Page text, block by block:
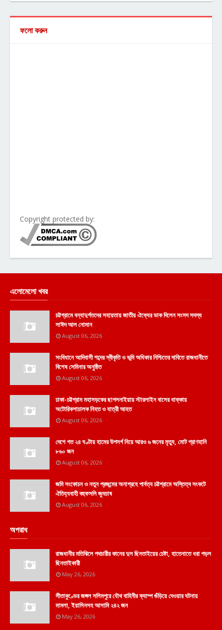
ফলো করুন
Copyright protected by:
এলোমেলো খবর
চট্টগ্রামে বন্যাদুর্গতদের সহায়তায় জাতীয় ঐক্যের ডাক দিলেন সংসদ সদস্য
সাঈদ আল নোমান
August 06, 2026
সংবিধানে আদিবাসী শব্দের স্বীকৃতি ও ভূমি অধিকার নিশ্চিতের দাবিতে রাজধানীতে
বিশেষ সেমিনার অনুষ্ঠিত
August 06, 2026
ঢাকা-চট্টগ্রাম মহাসড়কের ছাগলনাইয়ায় স্টারলাইন বাসের ধাক্কায়
অটোরিকশাচালক নিহত ও যাত্রী আহত
August 06, 2026
দেশে গত ২৪ ঘণ্টায় হামের উপসর্গ নিয়ে আরও ৬ জনের মৃত্যু, মোট প্রাণহানি
৮৬০ জন
August 06, 2026
জমি সংকোচন ও নতুন প্রজন্মের অনাগ্রহে পার্বত্য চট্টগ্রামে অস্তিত্ব সংকটে
ঐতিহ্যবাহী বহুফসলি জুমচাষ
August 06, 2026
অপরাধ
রাজধানীর মতিঝিলে পথচারীর কানের দুল ছিনতাইয়ের চেষ্টা, হাতেনাতে ধরা পড়ল
ছিনতাইকারী
May 26, 2026
সীতাকুণ্ডের জঙ্গল সলিমপুরে যৌথ বাহিনীর ক্যাম্প গুঁড়িয়ে দেওয়ার ঘটনায়
মামলা, ইয়াসিনসহ আসামি ২৪২ জন
May 26, 2026